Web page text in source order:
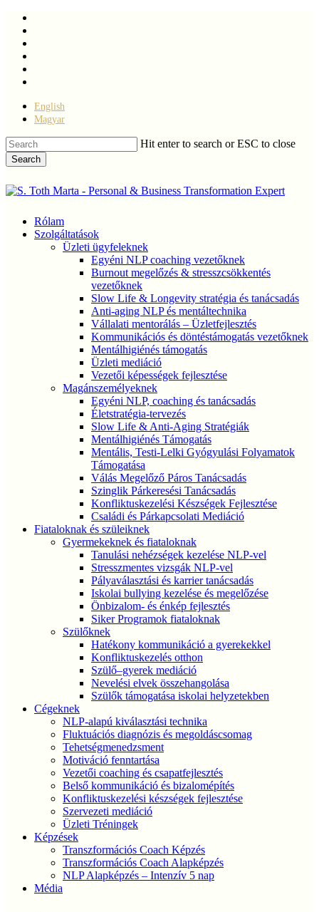
Skip
main
content
English
Magyar
Hit enter to search or ESC to close
Search
Close
Menu
Rólam
Szolgáltatások
Üzleti ügyfeleknek
Egyéni NLP coaching vezetőknek
Burnout megelőzés & stresszcsökkentés
vezetőknek
Slow Life & Longevity stratégia és tanácsadás
Anti-aging NLP és mentáltechnika
Vállalati mentorálás – Üzletfejlesztés
Kommunikációs és döntéstámogatás vezetőknek
Mentálhigiénés támogatás
Üzleti mediáció
Vezetői képességek fejlesztése
Magánszemélyeknek
Egyéni NLP, coaching és tanácsadás
Életstratégia-tervezés
Slow Life & Anti-Aging Stratégiák
Mentálhigiénés Támogatás
Mentális, Testi-Lelki Gyógyulási Folyamatok
Támogatása
Válás Megelőző Páros Tanácsadás
Szinglik Párkeresési Tanácsadás
Konfliktuskezelési Készségek Fejlesztése
Családi és Párkapcsolati Mediáció
Fiataloknak és szüleiknek
Gyermekeknek és fiataloknak
Tanulási nehézségek kezelése NLP-vel
Stresszmentes vizsgák NLP-vel
Pályaválasztási és karrier tanácsadás
Iskolai bullying kezelése és megelőzése
Önbizalom- és énkép fejlesztés
Siker Programok fiataloknak
Szülőknek
Hatékony kommunikáció a gyerekekkel
Konfliktuskezelés otthon
Szülő–gyerek mediáció
Nevelési elvek összehangolása
Szülők támogatása iskolai helyzetekben
Cégeknek
NLP-alapú kiválasztási technika
Fluktuációs diagnózis és megoldáscsomag
Tehetségmenedzsment
Motiváció fenntartása
Vezetői coaching és csapatfejlesztés
Belső kommunikáció és bizalomépítés
Konfliktuskezelési készségek fejlesztése
Szervezeti mediáció
Üzleti Tréningek
Képzések
Transzformációs Coach Képzés
Transzformációs Coach Alapképzés
NLP Alapképzés – Intenzív 5 nap
Média